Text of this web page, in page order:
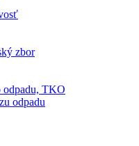
zbor
odpadu, TKO
odpadu